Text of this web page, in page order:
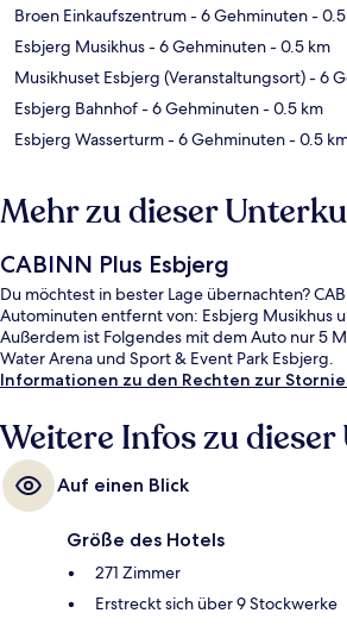
Broen Einkaufszentrum- 6 Gehminuten-
Esbjerg Musikhus- 6 Gehminuten- 0.5 km
Musikhuset Esbjerg (Veranstaltungsort)- 6
Esbjerg Bahnhof- 6 Gehminuten- 0.5 km
Esbjerg Wasserturm- 6 Gehminuten- 0.5
Mehr zu dieser
CABINN Plus Esbjerg
Du möchtest in bester Lage übernachten?
Autominuten entfernt von: Esbjerg Musikhus
Außerdem ist Folgendes mit dem Auto nur 5
Water Arena und Sport & Event Park Esbjerg.
Informationen zu den Rechten zur
Weitere Infos zu
Auf einen Blick
Größe des Hotels
271 Zimmer
Erstreckt sich über 9 Stockwerke